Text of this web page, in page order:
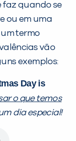
faz quando se
ou em uma
termo
vão
exemplos:
Day is
o que temos
dia especial!
unidade
que